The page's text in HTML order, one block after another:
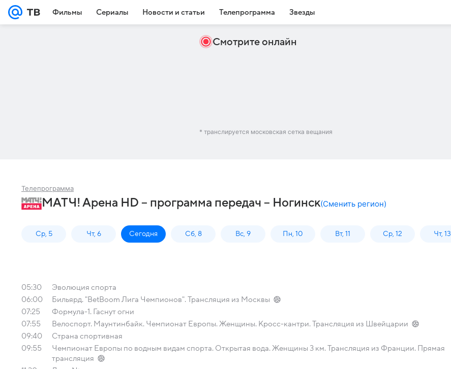
Фильмы Сериалы Новости и статьи Телепрограмма Звезды
Смотрите онлайн
* транслируется московская сетка вещания
Телепрограмма
МАТЧ! Арена HD – программа передач – Ногинск(Сменить регион)
Ср, 5 Чт, 6 Сегодня Сб, 8 Вс, 9 Пн, 10 Вт, 11 Ср, 12 Чт, 13
05:30
Эволюция спорта
06:00
Бильярд. "BetBoom Лига Чемпионов". Трансляция из Москвы
07:25
Формула-1. Гаснут огни
07:55
Велоспорт. Маунтинбайк. Чемпионат Европы. Женщины. Кросс-кантри. Трансляция из Швейцарии
09:40
Страна спортивная
09:55
Чемпионат Европы по водным видам спорта. Открытая вода. Женщины 3 км. Трансляция из Франции. Прямая
трансляция